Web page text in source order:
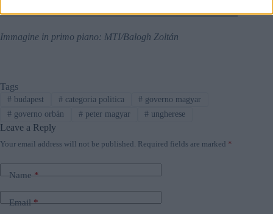
effetto immediato
Immagine in primo piano: MTI/Balogh Zoltán
Tags
#budapest #categoria politica # governo magyar
#governo orbán #peter magyar # ungherese
Leave a Reply
Your email address will not be published. Required fields are marked *
Name*
Email*